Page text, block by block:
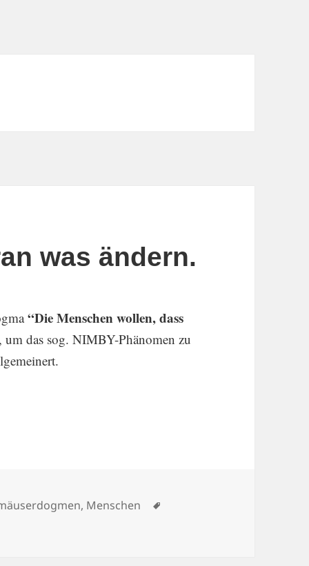
was ändern.
“Die Menschen wollen, dass
das sog. NIMBY-Phänomen zu
, Menschen
Wer leidet, will daran was ändern.